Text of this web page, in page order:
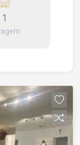
área de
1